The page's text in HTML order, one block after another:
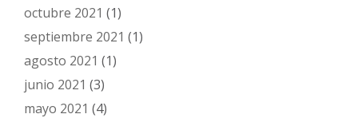
octubre 2021 (1)
septiembre 2021 (1)
agosto 2021 (1)
junio 2021 (3)
mayo 2021 (4)